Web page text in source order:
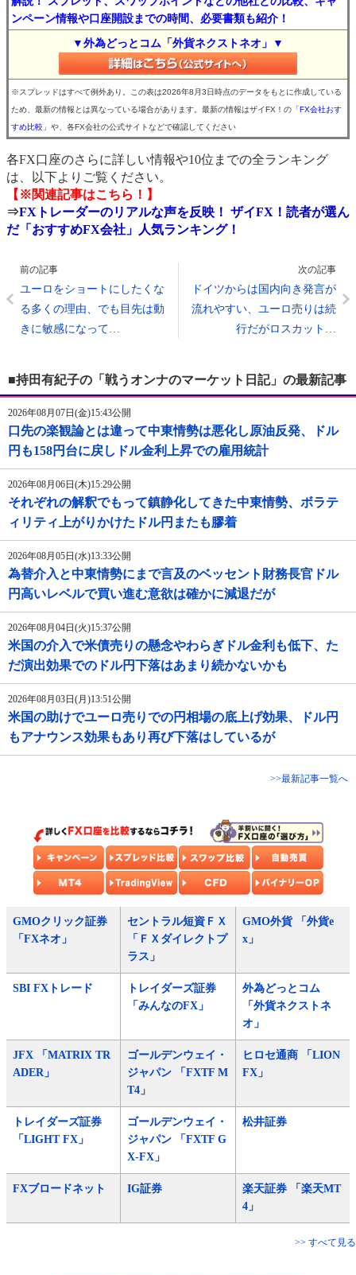
ンペーン情報や口座開設までの時間、必要書類も紹介！
▼外為どっとコム「外貨ネクストネオ」▼
※スプレッドはすべて例外あり。この表は2026年8月3日時点のデータをもとに作成している
ため、最新の情報とは異なっている場合があります。最新の情報はザイFX！の 「FX会社おす
すめ比較」 や、各FX会社の公式サイトなどで確認してください
各FX口座のさらに詳しい情報や10位までの全ランキング
は、以下よりご覧ください。
【※関連記事はこちら！】
⇒FXトレーダーのリアルな声を反映！ ザイFX！読者が選ん
だ「おすすめFX会社」人気ランキング！
前の記事
ユーロをショートにしたくな
る多くの理由、でも目先は動
きに敏感になって…
次の記事
ドイツからは国内向き発言が
流れやすい、ユーロ売りは続
行だがロスカット…
■持田有紀子の「戦うオンナのマーケット日記」の最新記事
2026年08月07日(金)15:43公開
口先の楽観論とは違って中東情勢は悪化し原油反発、ドル
円も158円台に戻しドル金利上昇での雇用統計
2026年08月06日(木)15:29公開
それぞれの解釈でもって鎮静化してきた中東情勢、ボラテ
ィリティ上がりかけたドル円またも膠着
2026年08月05日(水)13:33公開
為替介入と中東情勢にまで言及のベッセント財務長官ドル
円高いレベルで買い進む意欲は確かに減退だが
2026年08月04日(火)15:37公開
米国の介入で米債売りの懸念やわらぎドル金利も低下、た
だ演出効果でのドル円下落はあまり続かないかも
2026年08月03日(月)13:51公開
米国の助けでユーロ売りでの円相場の底上げ効果、ドル円
もアナウンス効果もあり再び下落はしているが
>>最新記事一覧へ
GMOクリック証券
「FXネオ」
セントラル短資ＦＸ
「ＦＸダイレクトプ
ラス」
GMO外貨 「外貨e
x」
SBI FXトレード
トレイダーズ証券
「みんなのFX」
外為どっとコム
「外貨ネクストネ
オ」
JFX 「MATRIX TR
ADER」
ゴールデンウェイ・
ジャパン 「FXTF M
T4」
ヒロセ通商 「LION
FX」
トレイダーズ証券
「LIGHT FX」
ゴールデンウェイ・
ジャパン 「FXTF G
X-FX」
松井証券
FXブロードネット IG証券
楽天証券 「楽天MT
4」
>> すべて見る